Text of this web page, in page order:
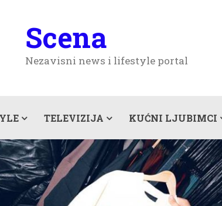
Scena
Nezavisni news i lifestyle portal
TELEVIZIJA KUĆNI LJUBIMCI